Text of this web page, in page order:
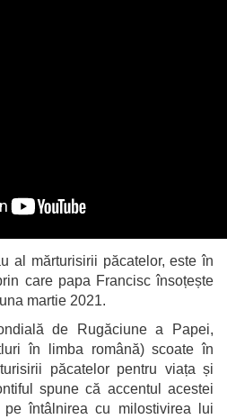
al mărturisirii păcatelor, este în
care papa Francisc însoțește
martie 2021.
de Rugăciune a Papei,
în limba română) scoate în
păcatelor pentru viața și
spune că accentul acestei
întâlnirea cu milostivirea lui